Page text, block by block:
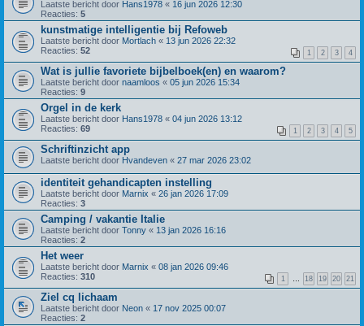
Laatste bericht door Hans1978 « 16 jun 2026 12:30
Reacties: 5
kunstmatige intelligentie bij Refoweb
Laatste bericht door Mortlach « 13 jun 2026 22:32
Reacties: 52 1 2 3 4
Wat is jullie favoriete bijbelboek(en) en waarom?
Laatste bericht door naamloos « 05 jun 2026 15:34
Reacties: 9
Orgel in de kerk
Laatste bericht door Hans1978 « 04 jun 2026 13:12
Reacties: 69 1 2 3 4 5
Schriftinzicht app
Laatste bericht door Hvandeven « 27 mar 2026 23:02
identiteit gehandicapten instelling
Laatste bericht door Marnix « 26 jan 2026 17:09
Reacties: 3
Camping / vakantie Italie
Laatste bericht door Tonny « 13 jan 2026 16:16
Reacties: 2
Het weer
Laatste bericht door Marnix « 08 jan 2026 09:46
Reacties: 310 1 18 19 20 21
Ziel cq lichaam
Laatste bericht door Neon « 17 nov 2025 00:07
Reacties: 2